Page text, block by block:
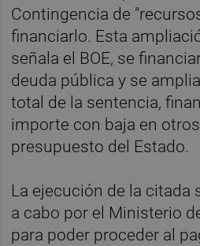
Contingencia de
financiarlo. Esta
señala el BOE, se
deuda pública y se
total de la sentencia,
importe con baja en
presupuesto del Estado.
La ejecución de la citada
a cabo por el Ministerio
para poder proceder al